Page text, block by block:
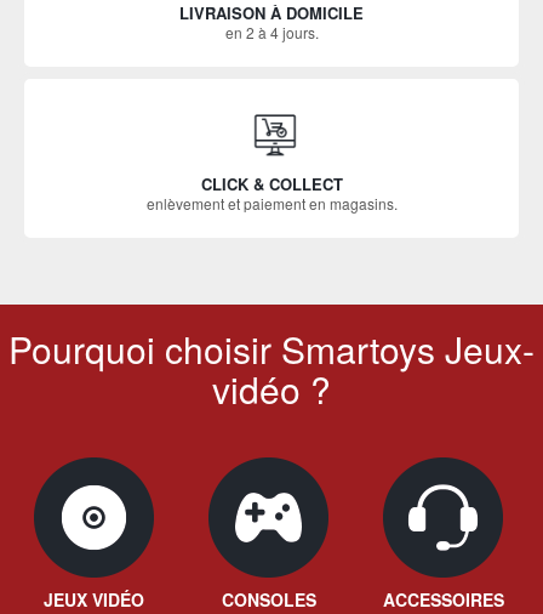
LIVRAISON À DOMICILE
en 2 à 4 jours.
CLICK & COLLECT
enlèvement et paiement en magasins.
Pourquoi choisir Smartoys Jeux-
vidéo ?
JEUX VIDÉO CONSOLES ACCESSOIRES